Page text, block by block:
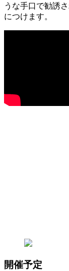
うな手口で勧誘
につけます。
開催予定